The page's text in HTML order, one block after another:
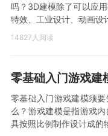
吗？3D建模除了可以应
特效、工业设计、动画设
14827人阅读
零基础入门游戏建
零基础入门游戏建模须
么？游戏建模是指游戏
具按照比例制作设计成的